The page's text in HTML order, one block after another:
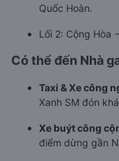
Quốc Hoàn.
Lối 2: Cộng Hòa
Có thể đến Nhà
Taxi & Xe công
Xanh SM đón
Xe buýt công
điểm dừng gần